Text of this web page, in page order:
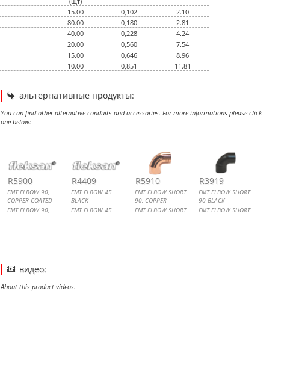
15.00 0,102
2.10
80.00 0,180
2.81
40.00 0,228
4.24
20.00 0,560
7.54
15.00 0,646
8.96
10.00 0,851 11.81
альтернативные продукты:
You can find other alternative conduits and accessories. For more informations please click
one below:
R5900
EMT ELBOW 90,
COPPER COATED
EMT ELBOW 90,
R4409
EMT ELBOW 45
BLACK
EMT ELBOW 45
R5910
EMT ELBOW SHORT
90, COPPER
EMT ELBOW SHORT
R3919
EMT ELBOW SHORT
90 BLACK
EMT ELBOW SHORT
видео:
About this product videos.